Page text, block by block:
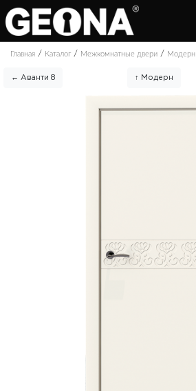
Главная / Каталог / Межкомнатные двери / Модерн
← Аванти 8 ↑ Модерн